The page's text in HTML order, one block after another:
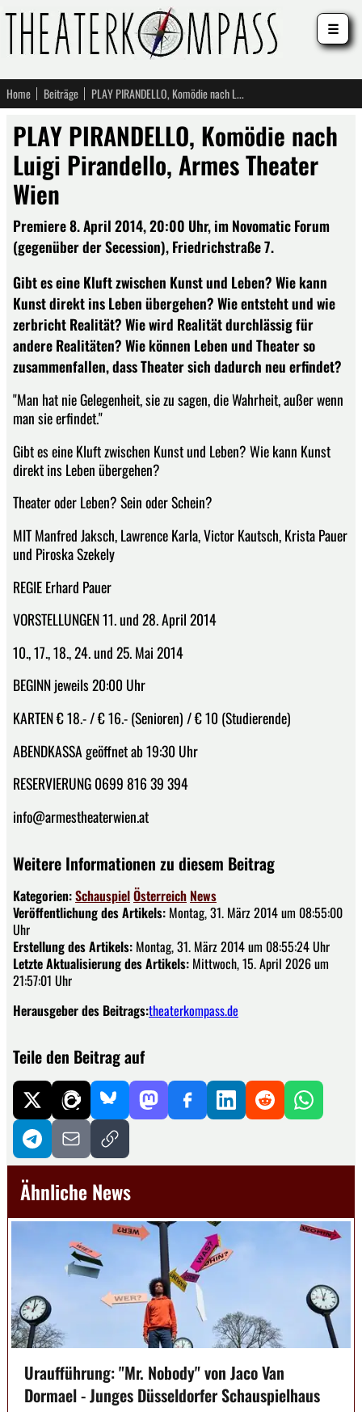
Home Beiträge PLAY PIRANDELLO, Komödie nach Luigi Pirandello, Armes Theater Wien
PLAY PIRANDELLO, Komödie nach
Luigi Pirandello, Armes Theater
Wien
Premiere 8. April 2014, 20:00 Uhr, im Novomatic Forum
(gegenüber der Secession), Friedrichstraße 7.
Gibt es eine Kluft zwischen Kunst und Leben? Wie kann
Kunst direkt ins Leben übergehen? Wie entsteht und wie
zerbricht Realität? Wie wird Realität durchlässig für
andere Realitäten? Wie können Leben und Theater so
zusammenfallen, dass Theater sich dadurch neu erfindet?
"Man hat nie Gelegenheit, sie zu sagen, die Wahrheit, außer wenn
man sie erfindet."
Gibt es eine Kluft zwischen Kunst und Leben? Wie kann Kunst
direkt ins Leben übergehen?
Theater oder Leben? Sein oder Schein?
MIT Manfred Jaksch, Lawrence Karla, Victor Kautsch, Krista Pauer
und Piroska Szekely
REGIE Erhard Pauer
VORSTELLUNGEN 11. und 28. April 2014
10., 17., 18., 24. und 25. Mai 2014
BEGINN jeweils 20:00 Uhr
KARTEN € 18.- / € 16.- (Senioren) / € 10 (Studierende)
ABENDKASSA geöffnet ab 19:30 Uhr
RESERVIERUNG 0699 816 39 394
info@armestheaterwien.at
Weitere Informationen zu diesem Beitrag
Kategorien:SchauspielÖsterreich News
Veröffentlichung des Artikels: Montag, 31. März 2014 um 08:55:00
Uhr
Erstellung des Artikels: Montag, 31. März 2014 um 08:55:24 Uhr
Letzte Aktualisierung des Artikels: Mittwoch, 15. April 2026 um
21:57:01 Uhr
Herausgeber des Beitrags:theaterkompass.de
Teile den Beitrag auf
Ähnliche News
Uraufführung: "Mr. Nobody" von Jaco Van
Dormael - Junges Düsseldorfer Schauspielhaus
☰